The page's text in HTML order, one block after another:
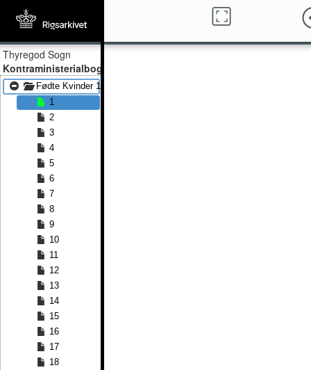
Thyregod Sogn
Kontraministerialbog
Fødte Kvinder 1851 - Fødte Kvinder 1865
1
2
3
4
5
6
7
8
9
10
11
12
13
14
15
16
17
18